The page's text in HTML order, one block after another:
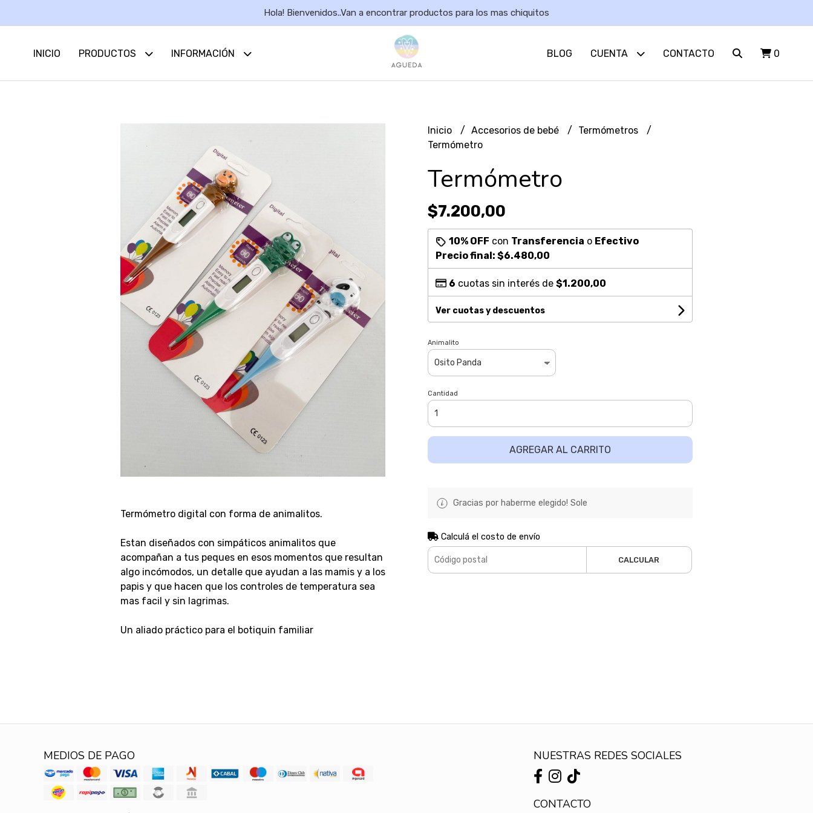
Hola! Bienvenidos..Van a encontrar productos para los mas chiquitos
INICIO PRODUCTOS INFORMACIÓN BLOG CUENTA CONTACTO 0
Termómetro digital con forma de animalitos.
Estan diseñados con simpáticos animalitos que
acompañan a tus peques en esos momentos que resultan
algo incómodos, un detalle que ayudan a las mamis y a los
papis y que hacen que los controles de temperatura sea
mas facil y sin lagrimas.
Un aliado práctico para el botiquin familiar
Inicio Accesorios de bebé
Termómetros
Termómetro
Termómetro
$7.200,00
10% OFF con Transferencia o Efectivo
Precio final: $6.480,00
6 cuotas sin interés de $1.200,00
Ver cuotas y descuentos
Animalito
Cantidad
AGREGAR AL CARRITO
Gracias por haberme elegido! Sole
Calculá el costo de envío
CALCULAR
MEDIOS DE PAGO NUESTRAS REDES SOCIALES
CONTACTO